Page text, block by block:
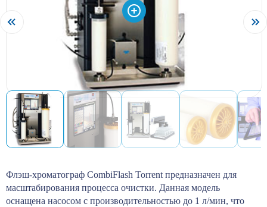
Флэш-хроматограф CombiFlash Torrent предназначен для
масштабирования процесса очистки. Данная модель
оснащена насосом с производительностью до 1 л/мин, что